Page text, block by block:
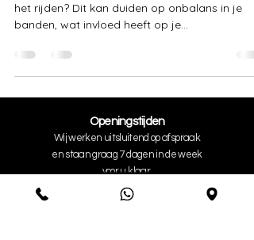
het rijden? Dit kan duiden op onbalans in je
banden, wat invloed heeft op je...
Openingstijden
Wij werken uitsluitend op afspraak
en staan graag 7 dagen in de week
voor u klaar.
Contact
©2023 by OK. AUTOBANDEN.